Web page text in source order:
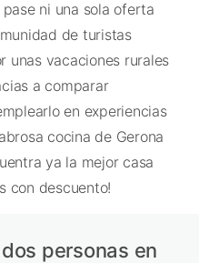
ni una sola oferta
de turistas
unas vacaciones rurales
a comparar
en experiencias
cocina de Gerona
ya la mejor casa
con descuento!
personas en